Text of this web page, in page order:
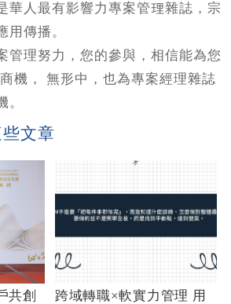
華人最有影響力專案管理雜誌，宗
用傳播。
管理努力，您的參與，相信能為您
機， 無形中，也為專案經理雜誌
。
文章
共創
跨域轉職×軟實力管理 用